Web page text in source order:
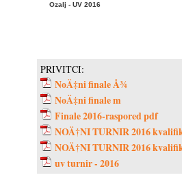
Ozalj - UV 2016
PRIVITCI:
NoÄ‡ni finale Å¾
NoÄ‡ni finale m
Finale 2016-raspored pdf
NOÄ†NI TURNIR 2016
NOÄ†NI TURNIR 2016
uv turnir - 2016